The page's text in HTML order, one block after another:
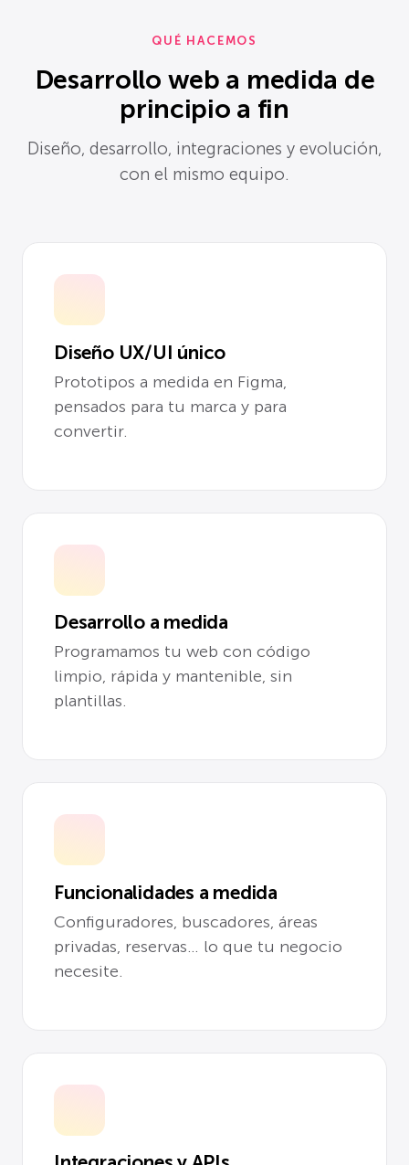
QUÉ HACEMOS
Desarrollo web a medida de
principio a fin
Diseño, desarrollo, integraciones y evolución,
con el mismo equipo.
Diseño UX/UI único
Prototipos a medida en Figma,
pensados para tu marca y para
convertir.
Desarrollo a medida
Programamos tu web con código
limpio, rápida y mantenible, sin
plantillas.
Funcionalidades a medida
Configuradores, buscadores, áreas
privadas, reservas… lo que tu negocio
necesite.